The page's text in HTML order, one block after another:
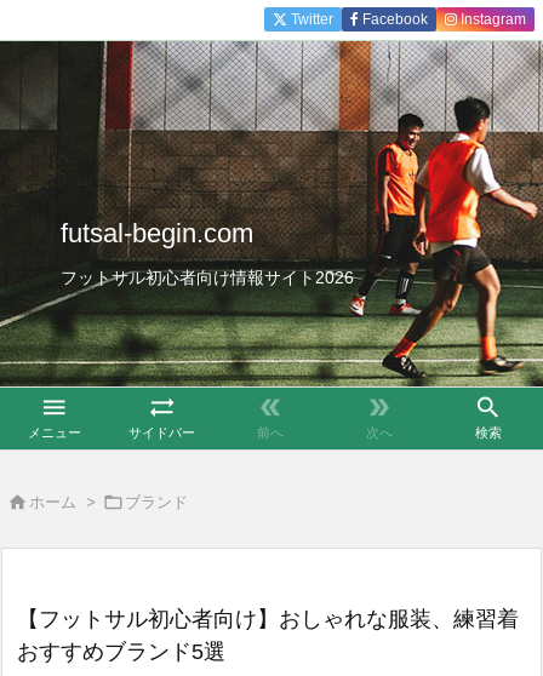
futsal-begin.com
フットサル初心者向け情報サイト2026

メニュー

サイドバー

前へ

次へ

検索
Twitter Facebook Instagram
 ホーム >  ブランド
【フットサル初心者向け】おしゃれな服装、練習着
おすすめブランド5選